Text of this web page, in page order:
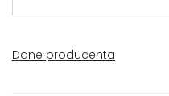
Dane producenta